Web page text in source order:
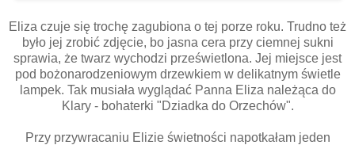
Eliza czuje się trochę zagubiona o tej porze roku. Trudno też
było jej zrobić zdjęcie, bo jasna cera przy ciemnej sukni
sprawia, że twarz wychodzi prześwietlona. Jej miejsce jest
pod bożonarodzeniowym drzewkiem w delikatnym świetle
lampek. Tak musiała wyglądać Panna Eliza należąca do
Klary - bohaterki "Dziadka do Orzechów".
Przy przywracaniu Elizie świetności napotkałam jeden